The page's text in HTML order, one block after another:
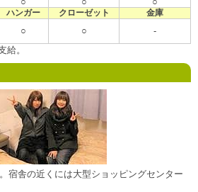
ハンガー クローゼット 金庫
○ ○
-
給。
宿舎の近くには大型ショッピングセンター